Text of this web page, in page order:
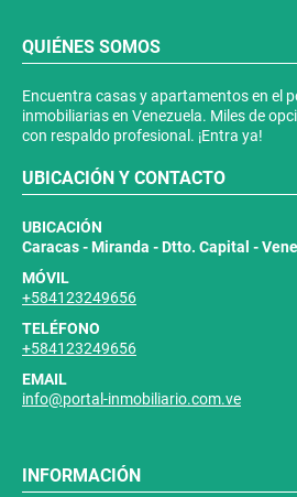
QUIÉNES SOMOS
Encuentra casas y apartamentos en el
inmobiliarias en Venezuela. Miles de
con respaldo profesional. ¡Entra ya!
UBICACIÓN Y CONTACTO
UBICACIÓN
Caracas - Miranda - Dtto. Capital -
MÓVIL
+584123249656
TELÉFONO
+584123249656
EMAIL
info@portal-inmobiliario.com.ve
INFORMACIÓN